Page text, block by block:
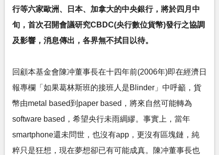
行等六家歐洲、日本、加拿大的中央銀行，將於四月中
旬，首次召開會議研究CBDC(央行數位貨幣)發行之協調
及影響，消息傳出，各界無不拭目以待。
回顧本基金會陳冲董事長在十四年前(2006年)即在經濟日
報專欄「如果葛林斯班的接班人是Blinder」中呼籲，貨
幣由metal based到paper based，將來自然可能轉為
software based，希望央行未雨綢繆。事實上，當年
smartphone還未問世，也沒有app，更沒有區塊鏈，純
粹只是狂想，現在夢想卻已有可能成真。陳冲董事長也